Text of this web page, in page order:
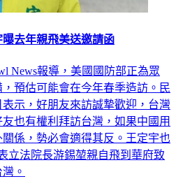
去年親飛美送邀請函
News報導，美國國防部正為眾
預估可能會在今年春季造訪。民
示，好朋友來訪誠摯歡迎，台灣
也有權利拜訪台灣，如果中國用
係，勢必會適得其反。王定宇也
立法院長游錫堃親自飛到華府致
。